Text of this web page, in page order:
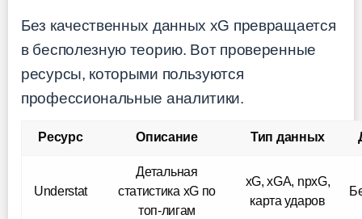
Без качественных данных xG превращается
в бесполезную теорию. Вот проверенные
ресурсы, которыми пользуются
профессиональные аналитики.
Ресурс Описание Тип данных
Understat
Детальная
статистика xG по
топ-лигам
xG, xGA, npxG,
карта ударов